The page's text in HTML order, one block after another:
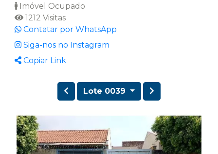
Imóvel Ocupado
1212 Visitas
Contatar por WhatsApp
Siga-nos no Instagram
Copiar Link
Lote 0039